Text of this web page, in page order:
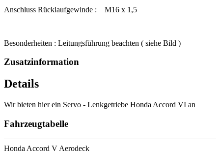
Anschluss Rücklaufgewinde : M16 x 1,5
Besonderheiten : Leitungsführung beachten ( siehe Bild )
Zusatzinformation
Details
Wir bieten hier ein Servo - Lenkgetriebe Honda Accord VI an
Fahrzeugtabelle
Honda Accord V Aerodeck